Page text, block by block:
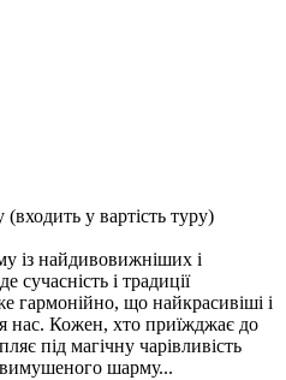
(входить у вартість туру)
із найдивовижніших і
сучасність і традиції
гармонійно, що найкрасивіші і
нас. Кожен, хто приїжджає до
під магічну чарівливість
шарму...